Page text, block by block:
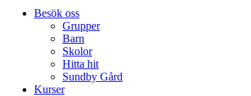
Besök oss
Grupper
Barn
Skolor
Hitta hit
Sundby Gård
Kurser